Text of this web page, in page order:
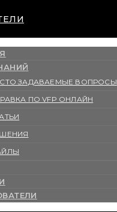
ЗАДАВАЕМЫЕ ВОПРОСЫ
ПО VFP ОНЛАЙН